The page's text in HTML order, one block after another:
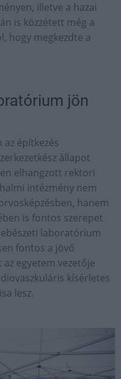
illetve a hazai
is közzétett még a
hogy megkezdte a
jön
építkezés
állapot
elhangzott rektori
intézmény nem
hanem
is fontos szerepet
laboratórium
fontos a jövő
egyetem vezetője
kísérletes
lesz.